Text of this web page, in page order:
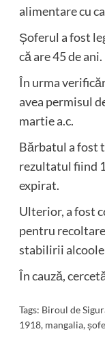
alimentare cu
Șoferul a fost
că are 45 de ani.
În urma
avea permisul
martie a.c.
Bărbatul a fost
rezultatul fiind
expirat.
Ulterior, a fost
pentru
stabilirii
În cauză,
Tags: Biroul de
1918, mangalia,